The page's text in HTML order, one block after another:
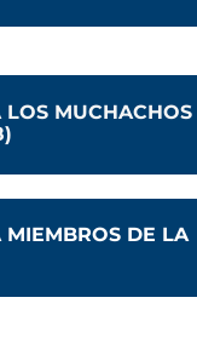
LOS MUCHACHOS
MIEMBROS DE LA